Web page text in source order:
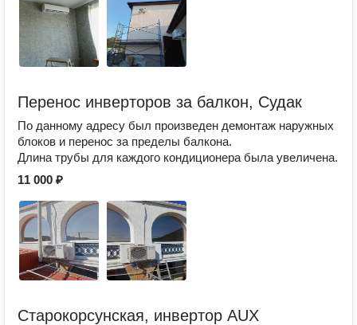
Перенос инверторов за балкон, Судак
По данному адресу был произведен демонтаж наружных
блоков и перенос за пределы балкона.
Длина трубы для каждого кондиционера была увеличена.
11 000 ₽
Старокорсунская, инвертор AUX